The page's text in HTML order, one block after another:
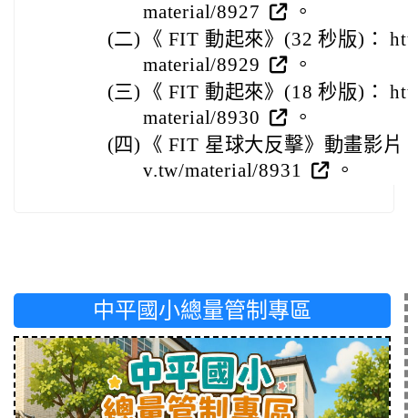
material/8927
。
(二)
《 FIT 動起來》(32 秒版)：
material/8929
。
(三)
《 FIT 動起來》(18 秒版)：
material/8930
。
(四)
《 FIT 星球大反擊》動畫影
v.tw/material/8931
。
中平國小總量管制專區